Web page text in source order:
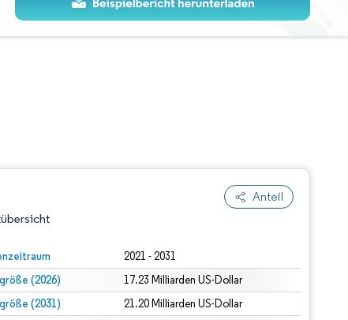
Anteil
2021 - 2031
(2026) 17.23 Milliarden US-Dollar
(2031) 21.20 Milliarden US-Dollar